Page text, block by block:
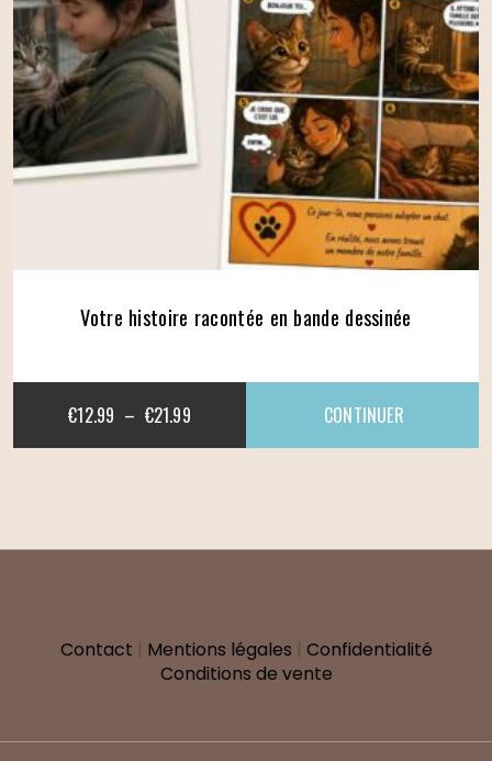
Votre histoire racontée en bande dessinée
€12.99 – €21.99PLAGE
PRIX :
À
€21.99
PRODUIT
VARIATIONS.
Contact | Mentions légales | Confidentialité
Conditions de vente